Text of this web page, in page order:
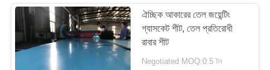
ঐচ্ছিক আকারের তেল জয়েন্টিং
গ্যাসকেট শীট, তেল প্রতিরোধী
রাবার শীট
Negotiated MOQ:0.5 টন